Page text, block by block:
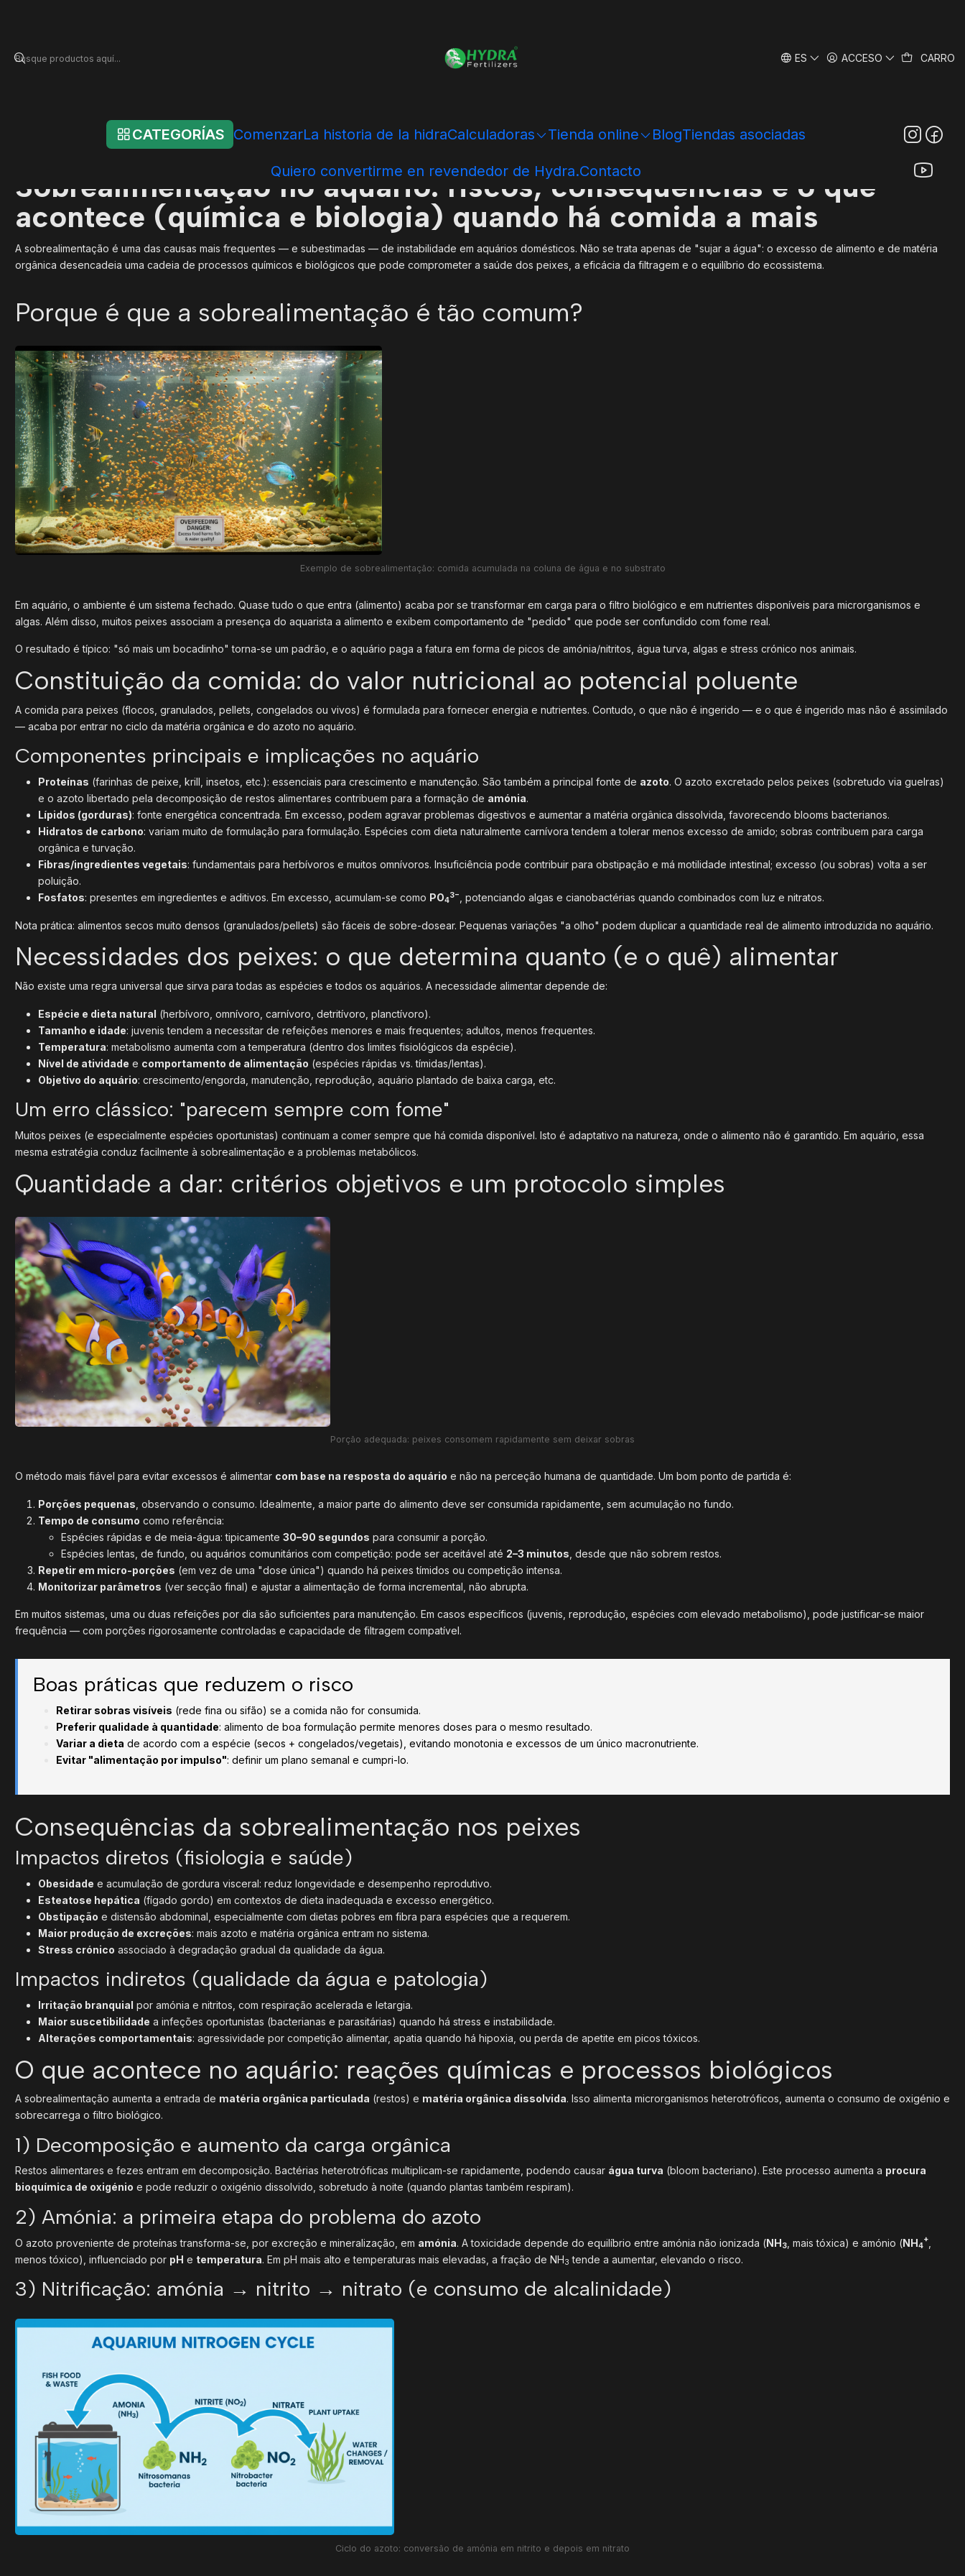
ES ACCESO CARRO
CATEGORÍAS ComenzarLa historia de la hidraCalculadoras Tienda online BlogTiendas asociadas
Quiero convertirme en revendedor de Hydra.Contacto
Sobrealimentação no aquário: riscos, consequências
Sobrealimentação no aquário: riscos, consequências e o que
acontece (química e biologia) quando há comida a mais
A sobrealimentação é uma das causas mais frequentes — e subestimadas — de instabilidade em aquários domésticos. Não se trata apenas de "sujar a água": o excesso de alimento e de matéria
orgânica desencadeia uma cadeia de processos químicos e biológicos que pode comprometer a saúde dos peixes, a eficácia da filtragem e o equilíbrio do ecossistema.
Porque é que a sobrealimentação é tão comum?
Exemplo de sobrealimentação: comida acumulada na coluna de água e no substrato
Em aquário, o ambiente é um sistema fechado. Quase tudo o que entra (alimento) acaba por se transformar em carga para o filtro biológico e em nutrientes disponíveis para microrganismos e
algas. Além disso, muitos peixes associam a presença do aquarista a alimento e exibem comportamento de "pedido" que pode ser confundido com fome real.
O resultado é típico: "só mais um bocadinho" torna-se um padrão, e o aquário paga a fatura em forma de picos de amónia/nitritos, água turva, algas e stress crónico nos animais.
Constituição da comida: do valor nutricional ao potencial poluente
A comida para peixes (flocos, granulados, pellets, congelados ou vivos) é formulada para fornecer energia e nutrientes. Contudo, o que não é ingerido — e o que é ingerido mas não é assimilado
— acaba por entrar no ciclo da matéria orgânica e do azoto no aquário.
Componentes principais e implicações no aquário
Proteínas (farinhas de peixe, krill, insetos, etc.): essenciais para crescimento e manutenção. São também a principal fonte de azoto. O azoto excretado pelos peixes (sobretudo via guelras)
e o azoto libertado pela decomposição de restos alimentares contribuem para a formação de amónia.
Lípidos (gorduras): fonte energética concentrada. Em excesso, podem agravar problemas digestivos e aumentar a matéria orgânica dissolvida, favorecendo blooms bacterianos.
Hidratos de carbono: variam muito de formulação para formulação. Espécies com dieta naturalmente carnívora tendem a tolerar menos excesso de amido; sobras contribuem para carga
orgânica e turvação.
Fibras/ingredientes vegetais: fundamentais para herbívoros e muitos omnívoros. Insuficiência pode contribuir para obstipação e má motilidade intestinal; excesso (ou sobras) volta a ser
poluição.
Fosfatos: presentes em ingredientes e aditivos. Em excesso, acumulam-se como PO4
3− , potenciando algas e cianobactérias quando combinados com luz e nitratos.
Nota prática: alimentos secos muito densos (granulados/pellets) são fáceis de sobre-dosear. Pequenas variações "a olho" podem duplicar a quantidade real de alimento introduzida no aquário.
Necessidades dos peixes: o que determina quanto (e o quê) alimentar
Não existe uma regra universal que sirva para todas as espécies e todos os aquários. A necessidade alimentar depende de:
Espécie e dieta natural (herbívoro, omnívoro, carnívoro, detritívoro, planctívoro).
Tamanho e idade: juvenis tendem a necessitar de refeições menores e mais frequentes; adultos, menos frequentes.
Temperatura: metabolismo aumenta com a temperatura (dentro dos limites fisiológicos da espécie).
Nível de atividade e comportamento de alimentação (espécies rápidas vs. tímidas/lentas).
Objetivo do aquário: crescimento/engorda, manutenção, reprodução, aquário plantado de baixa carga, etc.
Um erro clássico: "parecem sempre com fome"
Muitos peixes (e especialmente espécies oportunistas) continuam a comer sempre que há comida disponível. Isto é adaptativo na natureza, onde o alimento não é garantido. Em aquário, essa
mesma estratégia conduz facilmente à sobrealimentação e a problemas metabólicos.
Quantidade a dar: critérios objetivos e um protocolo simples
Porção adequada: peixes consomem rapidamente sem deixar sobras
O método mais fiável para evitar excessos é alimentar com base na resposta do aquário e não na perceção humana de quantidade. Um bom ponto de partida é:
Porções pequenas , observando o consumo. Idealmente, a maior parte do alimento deve ser consumida rapidamente, sem acumulação no fundo.
Tempo de consumo como referência:
Espécies rápidas e de meia-água: tipicamente 30–90 segundos para consumir a porção.
Espécies lentas, de fundo, ou aquários comunitários com competição: pode ser aceitável até 2–3 minutos , desde que não sobrem restos.
Repetir em micro-porções (em vez de uma "dose única") quando há peixes tímidos ou competição intensa.
Monitorizar parâmetros (ver secção final) e ajustar a alimentação de forma incremental, não abrupta.
Em muitos sistemas, uma ou duas refeições por dia são suficientes para manutenção. Em casos específicos (juvenis, reprodução, espécies com elevado metabolismo), pode justificar-se maior
frequência — com porções rigorosamente controladas e capacidade de filtragem compatível.
Boas práticas que reduzem o risco
Retirar sobras visíveis (rede fina ou sifão) se a comida não for consumida.
Preferir qualidade à quantidade: alimento de boa formulação permite menores doses para o mesmo resultado.
Variar a dieta de acordo com a espécie (secos + congelados/vegetais), evitando monotonia e excessos de um único macronutriente.
Evitar "alimentação por impulso": definir um plano semanal e cumpri-lo.
Consequências da sobrealimentação nos peixes
Impactos diretos (fisiologia e saúde)
Obesidade e acumulação de gordura visceral: reduz longevidade e desempenho reprodutivo.
Esteatose hepática (fígado gordo) em contextos de dieta inadequada e excesso energético.
Obstipação e distensão abdominal, especialmente com dietas pobres em fibra para espécies que a requerem.
Maior produção de excreções: mais azoto e matéria orgânica entram no sistema.
Stress crónico associado à degradação gradual da qualidade da água.
Impactos indiretos (qualidade da água e patologia)
Irritação branquial por amónia e nitritos, com respiração acelerada e letargia.
Maior suscetibilidade a infeções oportunistas (bacterianas e parasitárias) quando há stress e instabilidade.
Alterações comportamentais: agressividade por competição alimentar, apatia quando há hipoxia, ou perda de apetite em picos tóxicos.
O que acontece no aquário: reações químicas e processos biológicos
A sobrealimentação aumenta a entrada de matéria orgânica particulada (restos) e matéria orgânica dissolvida. Isso alimenta microrganismos heterotróficos, aumenta o consumo de oxigénio e
sobrecarrega o filtro biológico.
1) Decomposição e aumento da carga orgânica
Restos alimentares e fezes entram em decomposição. Bactérias heterotróficas multiplicam-se rapidamente, podendo causar água turva (bloom bacteriano). Este processo aumenta a procura
bioquímica de oxigénio e pode reduzir o oxigénio dissolvido, sobretudo à noite (quando plantas também respiram).
2) Amónia: a primeira etapa do problema do azoto
O azoto proveniente de proteínas transforma-se, por excreção e mineralização, em amónia. A toxicidade depende do equilíbrio entre amónia não ionizada (NH3 , mais tóxica) e amónio (NH4
+
menos tóxico), influenciado por pH e temperatura. Em pH mais alto e temperaturas mais elevadas, a fração de NH3 tende a aumentar, elevando o risco.
3) Nitrificação: amónia → nitrito → nitrato (e consumo de alcalinidade)
Ciclo do azoto: conversão de amónia em nitrito e depois em nitrato